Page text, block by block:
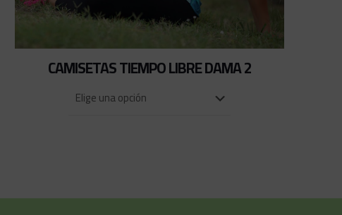
CAMISETAS TIEMPO LIBRE DAMA 2